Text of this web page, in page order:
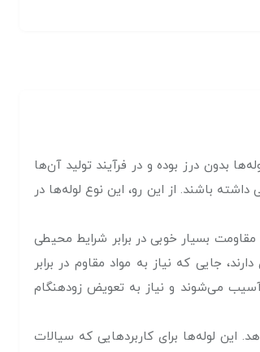
لوله‌ها بدون درز بوده و در فرآیند تولید آن‌ها
باشند. از این رو، این نوع لوله‌ها در
می‌شوند که مقاومت بسیار خوبی در برابر شرایط محیطی
جایی که نیاز به مواد مقاوم در برابر
هستند زیرا به ندرت دچار آسیب می‌شوند و نیاز به تعویض زودهنگام
از خود نشان می‌دهد. این لوله‌ها برای کاربردهایی که سیالات